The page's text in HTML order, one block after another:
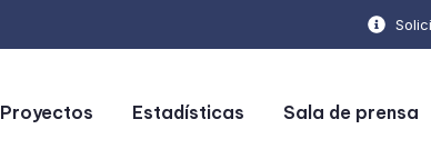
Proyectos Estadísticas Sala de prensa